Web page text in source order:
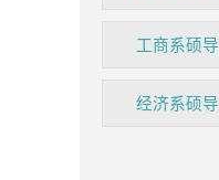
工商系硕导
经济系硕导